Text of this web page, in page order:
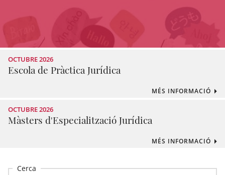
OCTUBRE 2026
Escola de Pràctica Jurídica
MÉS INFORMACIÓ
OCTUBRE 2026
Màsters d'Especialització Jurídica
MÉS INFORMACIÓ
Cerca